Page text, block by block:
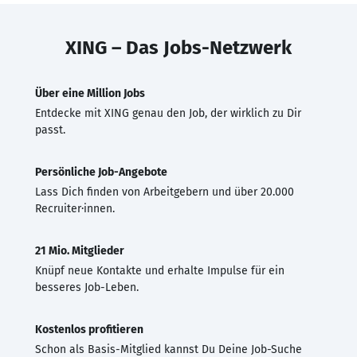
XING – Das Jobs-Netzwerk
Über eine Million Jobs
Entdecke mit XING genau den Job, der wirklich zu Dir
passt.
Persönliche Job-Angebote
Lass Dich finden von Arbeitgebern und über 20.000
Recruiter·innen.
21 Mio. Mitglieder
Knüpf neue Kontakte und erhalte Impulse für ein
besseres Job-Leben.
Kostenlos profitieren
Schon als Basis-Mitglied kannst Du Deine Job-Suche